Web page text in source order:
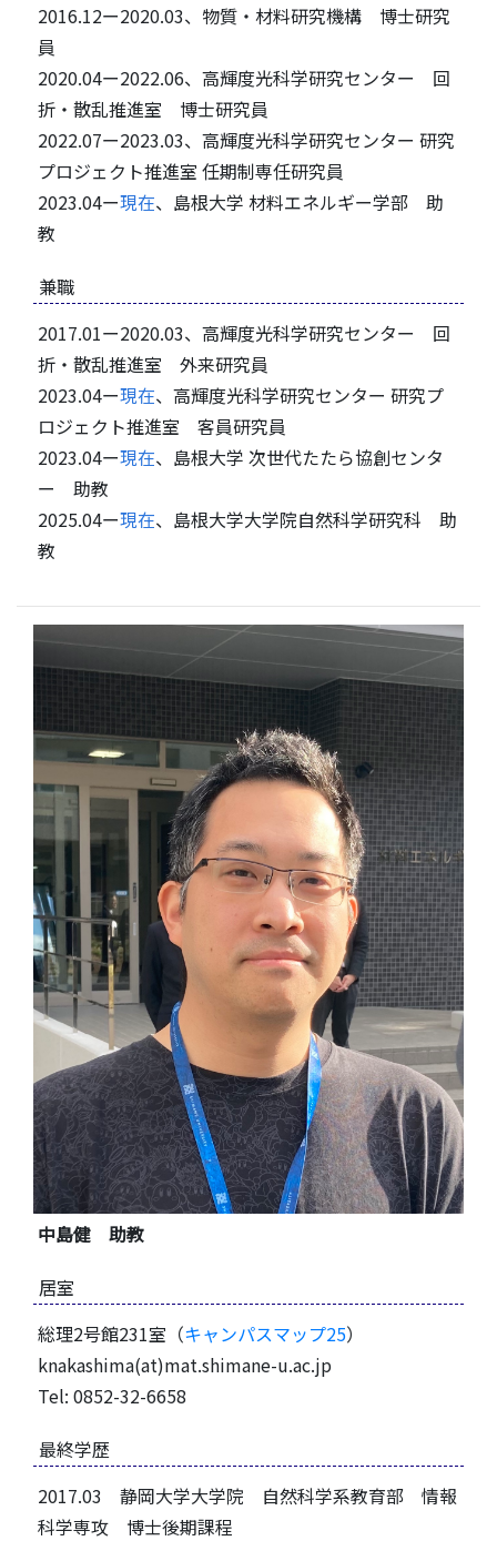
2016.12ー2020.03、物質・材料研究機構 博士研究
員
2020.04ー2022.06、高輝度光科学研究センター 回
折・散乱推進室 博士研究員
2022.07ー2023.03、高輝度光科学研究センター 研究
プロジェクト推進室 任期制専任研究員
2023.04ー現在、島根大学 材料エネルギー学部 助
教
兼職
2017.01ー2020.03、高輝度光科学研究センター 回
折・散乱推進室 外来研究員
2023.04ー現在、高輝度光科学研究センター 研究プ
ロジェクト推進室 客員研究員
2023.04ー現在、島根大学 次世代たたら協創センタ
ー 助教
2025.04ー現在、島根大学大学院自然科学研究科 助
教
中島健 助教
居室
総理2号館231室（キャンパスマップ25）
knakashima(at)mat.shimane-u.ac.jp
Tel: 0852-32-6658
最終学歴
2017.03 静岡大学大学院 自然科学系教育部 情報
科学専攻 博士後期課程